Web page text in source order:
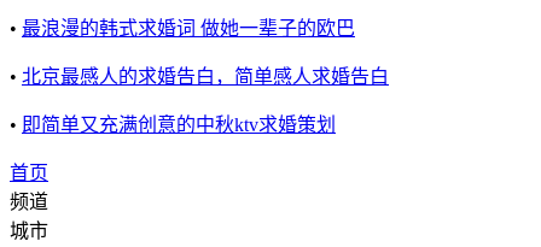
• 最浪漫的韩式求婚词 做她一辈子的欧巴
• 北京最感人的求婚告白，简单感人求婚告白
• 即简单又充满创意的中秋ktv求婚策划
首页
频道
城市